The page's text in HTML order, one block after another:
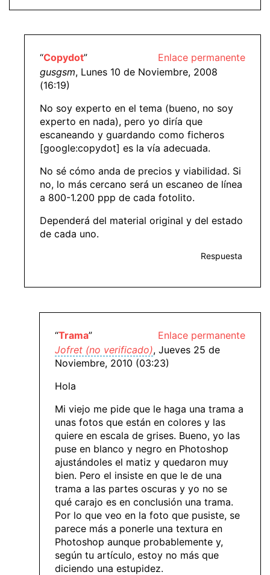
Enlace permanente
“Copydot”
gusgsm, Lunes 10 de Noviembre, 2008
(16:19)
No soy experto en el tema (bueno, no soy
experto en nada), pero yo diría que
escaneando y guardando como ficheros
[google:copydot] es la vía adecuada.
No sé cómo anda de precios y viabilidad. Si
no, lo más cercano será un escaneo de línea
a 800-1.200 ppp de cada fotolito.
Dependerá del material original y del estado
de cada uno.
Respuesta
Enlace permanente
“Trama”
Jofret (no verificado), Jueves 25 de
Noviembre, 2010 (03:23)
Hola
Mi viejo me pide que le haga una trama a
unas fotos que están en colores y las
quiere en escala de grises. Bueno, yo las
puse en blanco y negro en Photoshop
ajustándoles el matiz y quedaron muy
bien. Pero el insiste en que le de una
trama a las partes oscuras y yo no se
qué carajo es en conclusión una trama.
Por lo que veo en la foto que pusiste, se
parece más a ponerle una textura en
Photoshop aunque probablemente y,
según tu artículo, estoy no más que
diciendo una estupidez.